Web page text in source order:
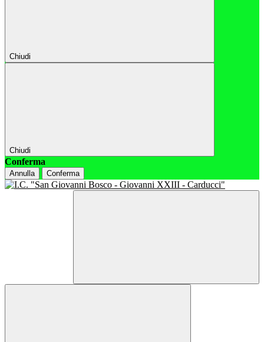
Chiudi
Chiudi
Conferma
Annulla Conferma